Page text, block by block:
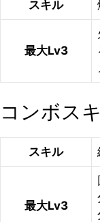
スキル
最大Lv3
コンボス
スキル
最大Lv3